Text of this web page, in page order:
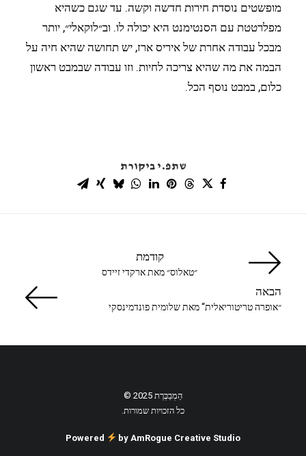
מופשטים נוסדת חירות חדשה וקשה. עד שגם כשהיא
מפלרטטת עם הסנטימנט היא יכולה לו. וב״לוקאלי״, יותר
מבכל עבודה אחרת של איריס ארז, יש תחושה שהיא חיה על
הבמה את מה שהיא צריכה לחיות. וזו עבודה שבמבט ראשון
כלום, במבט נוסף הכל.
שתפ.י ביקורת
קודמת
״טאלוס״ מאת ארקדי זיידס
הבאה
״אופרה טריטוריאלית“ מאת שלומית פונדמינסקי
הַמְבַכֶּרֶת 2025 ©
כל הזכויות שמורות.
Powered by AmRogue Creative Studio